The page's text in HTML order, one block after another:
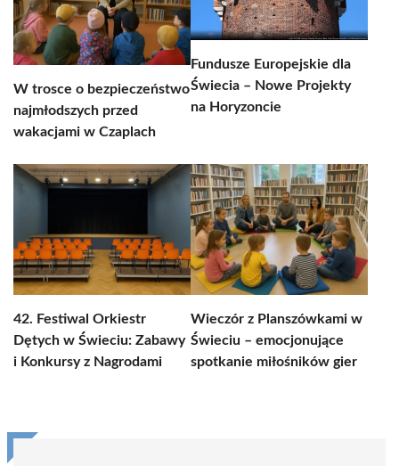
W trosce o bezpieczeństwo
najmłodszych przed
wakacjami w Czaplach
Fundusze Europejskie dla
Świecia – Nowe Projekty
na Horyzoncie
42. Festiwal Orkiestr
Dętych w Świeciu: Zabawy
i Konkursy z Nagrodami
Wieczór z Planszówkami w
Świeciu – emocjonujące
spotkanie miłośników gier